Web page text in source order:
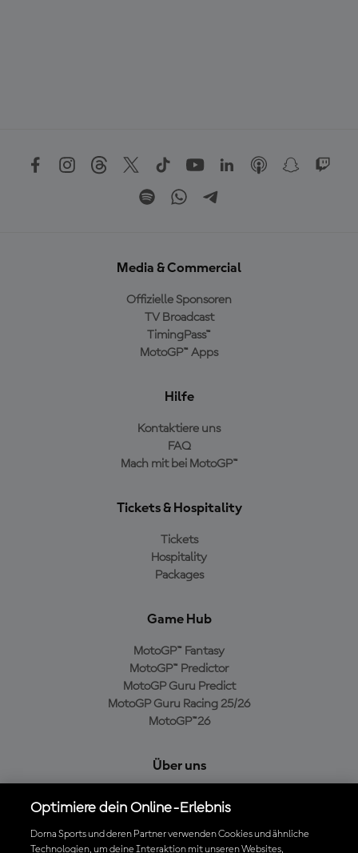
Media & Commercial
Offizielle Sponsoren
TV Broadcast
TimingPass™
MotoGP™ Apps
Hilfe
Kontaktiere uns
FAQ
Mach mit bei MotoGP™
Tickets & Hospitality
Tickets
Hospitality
Packages
Game Hub
MotoGP™ Fantasy
MotoGP™ Predictor
MotoGP Guru Predict
MotoGP Guru Racing 25/26
MotoGP™26
Über uns
Cookie-Richtlinien
Geschäftsbedingungen
Optimiere dein Online-Erlebnis
Dorna Sports und deren Partner verwenden Cookies und ähnliche
Technologien, um deine Interaktion mit unseren Websites,